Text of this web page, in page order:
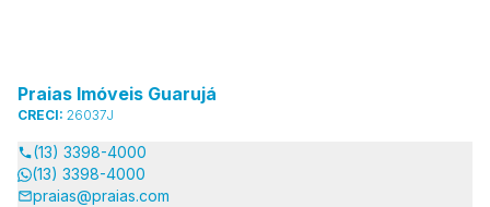
Praias Imóveis Guarujá
CRECI: 26037J
(13) 3398-4000
(13) 3398-4000
praias@praias.com